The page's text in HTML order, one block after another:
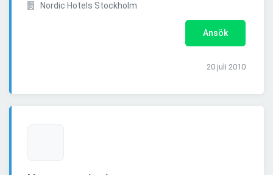
Nordic Hotels Stockholm
Ansök
20 juli 2010